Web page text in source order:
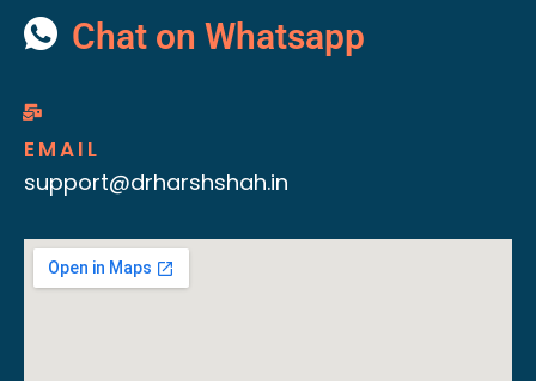
Chat on Whatsapp
EMAIL
support@drharshshah.in